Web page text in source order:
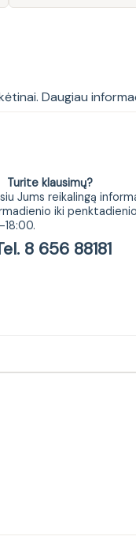
19/11
Daugiau
Jums reikalingą
iki penktadienio
8 656 88181